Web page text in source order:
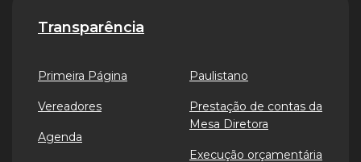
Transparência
Primeira Página
Vereadores
Agenda
Paulistano
Prestação de contas da
Mesa Diretora
Execução orçamentária